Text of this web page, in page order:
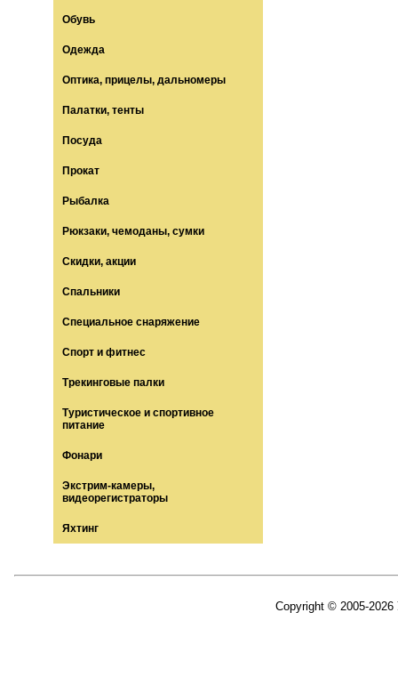
Обувь
Одежда
Оптика, прицелы, дальномеры
Палатки, тенты
Посуда
Прокат
Рыбалка
Рюкзаки, чемоданы, сумки
Скидки, акции
Спальники
Специальное снаряжение
Спорт и фитнес
Трекинговые палки
Туристическое и спортивное
питание
Фонари
Экстрим-камеры,
видеорегистраторы
Яхтинг
Copyright © 2005-2026